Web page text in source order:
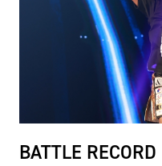
BATTLE RECORD